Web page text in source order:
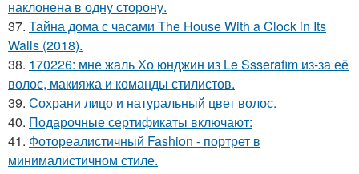
наклонена в одну сторону.
37. Тайна дома с часами The House With a Clock in Its
Walls (2018).
38. 170226: мне жаль Хо юнджин из Le Ssserafim из-за её
волос, макияжа и команды стилистов.
39. Сохрани лицо и натуральный цвет волос.
40. Подарочные сертификаты включают:
41. Фотореалистичный Fashion - портрет в
минималистичном стиле.